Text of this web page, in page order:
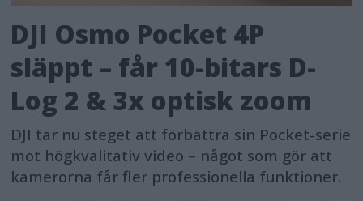
frame mode and 4K 120p[13] mode
recording in APS-C mode/Super 35mm
delivers rich, detailed footage with
exceptional flexibility in editing.
Full pixel readout without
pixel binning enables highly detailed
video recording down to the finest
DJI Osmo Pocket 4P
släppt – får 10-bitars D-
Log 2 & 3x optisk zoom
DJI tar nu steget att förbättra sin Pocket-serie
mot högkvalitativ video – något som gör att
kamerorna får fler professionella funktioner.